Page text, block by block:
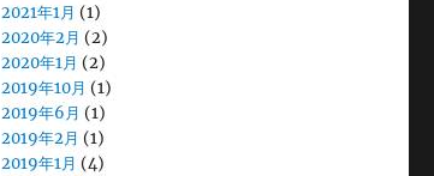
2021年1月 (1)
2020年2月 (2)
2020年1月 (2)
2019年10月 (1)
2019年6月 (1)
2019年2月 (1)
2019年1月 (4)